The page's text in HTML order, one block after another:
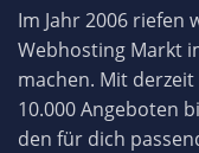
Im Jahr 2006 riefen
Webhosting Markt
machen. Mit
10.000 Angeboten
den für dich